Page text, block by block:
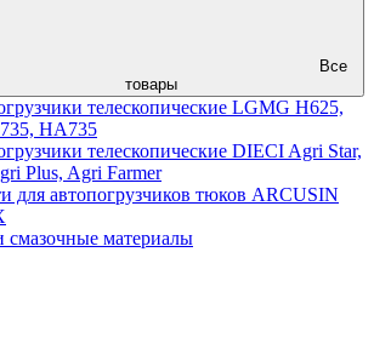
Все
товары
телескопические LGMG H625,
HA735
телескопические DIECI Agri Star,
Plus, Agri Farmer
для автопогрузчиков тюков ARCUSIN
смазочные материалы